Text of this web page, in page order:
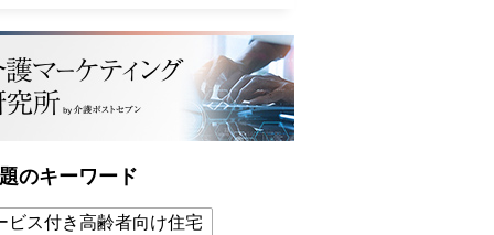
のキーワード
ビス付き高齢者向け住宅